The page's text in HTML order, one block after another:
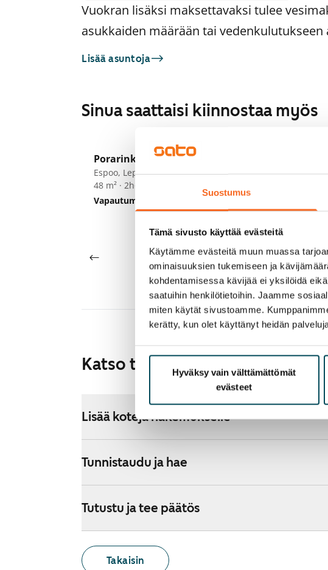
Suostumus
Tämä sivusto käyttää evästeitä
Käytämme evästeitä muun muassa
ominaisuuksien tukemiseen ja
kohdentamisessa kävijää ei yksilöidä
saatuihin henkilötietoihin. Jaamme
miten käytät sivustoamme.
kerätty, kun olet käyttänyt heidän
Hyväksy vain välttämättömät
evästeet
Vuokran lisäksi maksettavaksi tulee
asukkaiden määrään tai
Lisää asuntoja
Sinua saattaisi kiinnostaa myös
Porarinkatu 2 D-E
Espoo, Leppävaara
48 m² · 2h+kk+s
Vapautumassa 1.9.
59,5 m² · 2h+k+s
Vapautumassa
Katso tarkemmat ohjeet
Lisää koteja hakemukselle
Tunnistaudu ja hae
Tutustu ja tee päätös
Takaisin